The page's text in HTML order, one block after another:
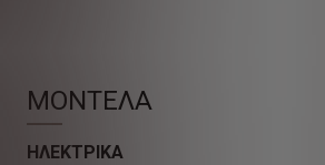
ΜΟΝΤΕΛΑ
ΗΛΕΚΤΡΙΚΑ